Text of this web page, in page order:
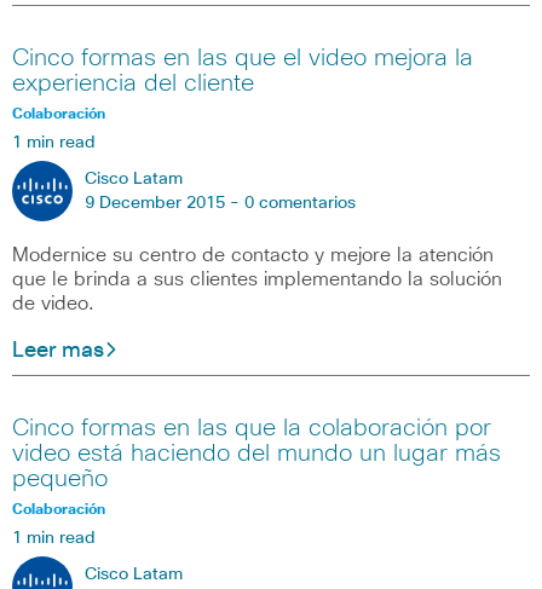
Cinco formas en las que el video mejora la
experiencia del cliente
Colaboración
1 min read
Cisco Latam
9 December 2015 - 0 comentarios
Modernice su centro de contacto y mejore la atención
que le brinda a sus clientes implementando la solución
de video.
Leer mas
Cinco formas en las que la colaboración por
video está haciendo del mundo un lugar más
pequeño
Colaboración
1 min read
Cisco Latam